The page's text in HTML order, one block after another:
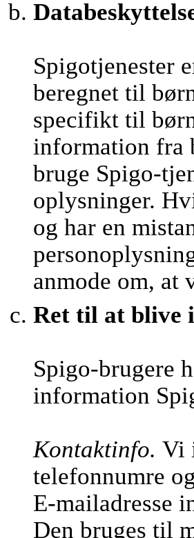
Spigotjenester
beregnet til
specifikt til
information fra
bruge Spigo-
oplysninger.
og har en
anmode om, at
Ret til at blive
Spigo-brugere
information
Kontaktinfo. Vi
telefonnumre
E-mailadresse
Den bruges til